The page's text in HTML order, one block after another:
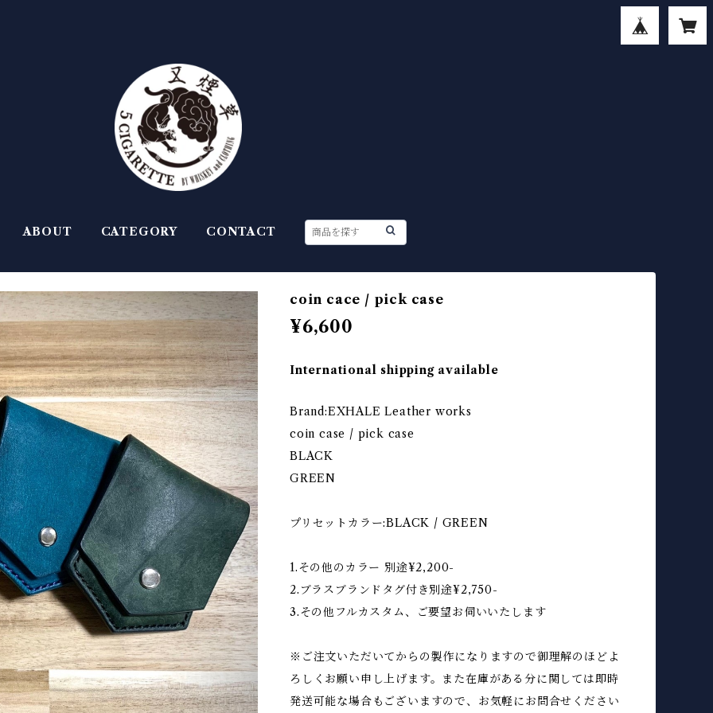
ABOUT CATEGORY CONTACT
coin cace / pick case
¥6,600
International shipping available
Brand:EXHALE Leather works
coin case / pick case
BLACK
GREEN
プリセットカラー:BLACK / GREEN
1.その他のカラー 別途¥2,200-
2.ブラスブランドタグ付き別途¥2,750-
3.その他フルカスタム、ご要望お伺いいたします
※ご注文いただいてからの製作になりますので御理解のほどよ
ろしくお願い申し上げます。また在庫がある分に関しては即時
発送可能な場合もございますので、お気軽にお問合せください